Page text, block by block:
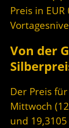
Preis in
Von der
Der Preis
Mittwoch
und